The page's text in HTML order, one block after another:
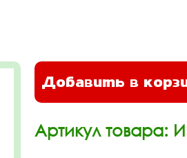
Добавить в
Артикул товара: